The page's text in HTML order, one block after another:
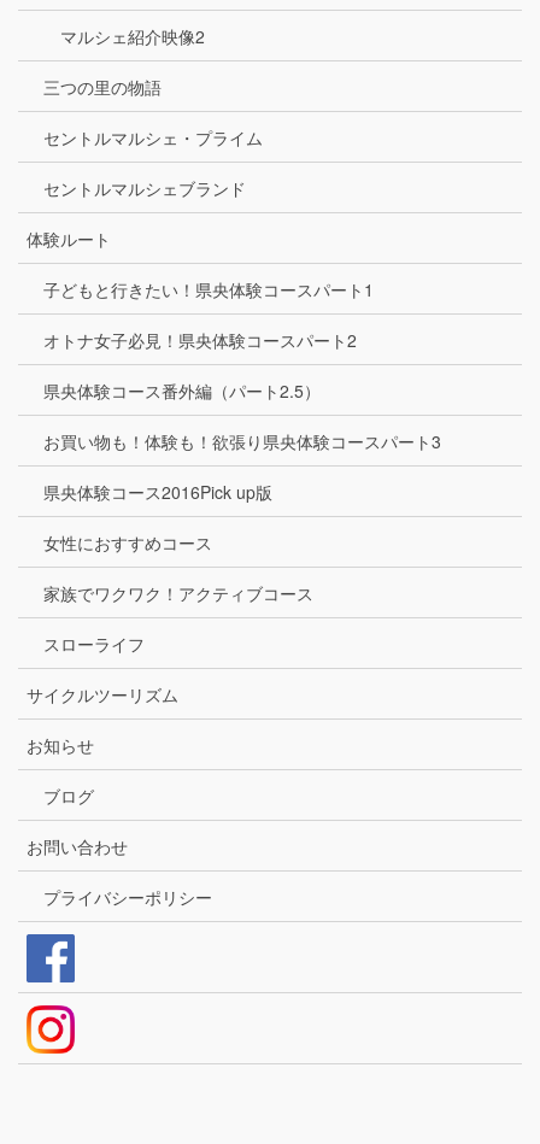
マルシェ紹介映像2
三つの里の物語
セントルマルシェ・プライム
セントルマルシェブランド
体験ルート
子どもと行きたい！県央体験コースパート1
オトナ女子必見！県央体験コースパート2
県央体験コース番外編（パート2.5）
お買い物も！体験も！欲張り県央体験コースパート3
県央体験コース2016Pick up版
女性におすすめコース
家族でワクワク！アクティブコース
スローライフ
サイクルツーリズム
お知らせ
ブログ
お問い合わせ
プライバシーポリシー